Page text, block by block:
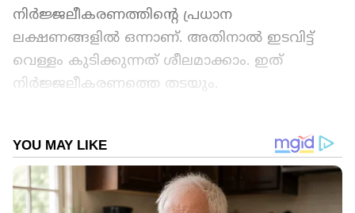
നിർജ്ജലീകരണത്തിന്റെ പ്രധാന
ലക്ഷണങ്ങളിൽ ഒന്നാണ്. അതിനാൽ ഇടവിട്ട്
വെള്ളം കുടിക്കുന്നത് ശീലമാക്കാം. ഇത്
നിർജ്ജലീകരണത്തെ തടയും.